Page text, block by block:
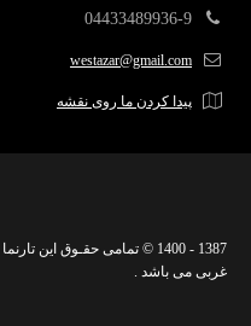
04433489936-9
westazar@gmail.com
پیدا کردن ما روی نقشه
1387 - 1400 © تمامی حقـوق
غربی می باشد .